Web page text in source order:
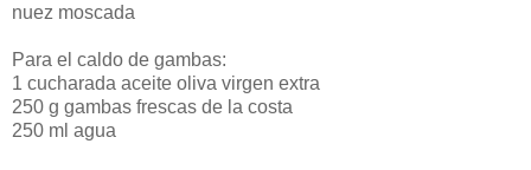
nuez moscada
Para el caldo de gambas:
1 cucharada aceite oliva virgen extra
250 g gambas frescas de la costa
250 ml agua